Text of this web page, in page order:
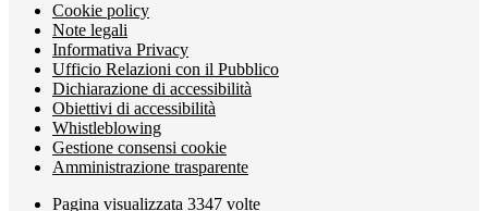
Cookie policy
Note legali
Informativa Privacy
Ufficio Relazioni con il Pubblico
Dichiarazione di accessibilità
Obiettivi di accessibilità
Whistleblowing
Gestione consensi cookie
Amministrazione trasparente
Pagina visualizzata 3347 volte